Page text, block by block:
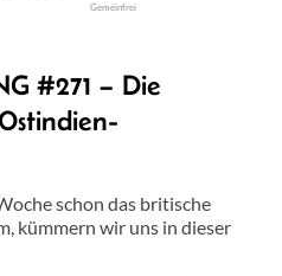
Gemeinfrei
#271 – Die
schon das britische
kümmern wir uns in dieser